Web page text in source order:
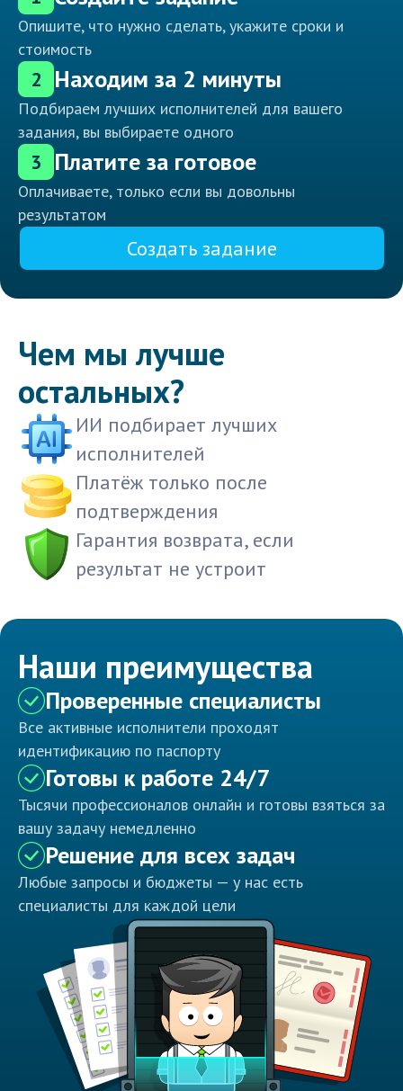
Опишите, что нужно сделать, укажите сроки и
стоимость
2 Находим за 2 минуты
Подбираем лучших исполнителей для вашего
задания, вы выбираете одного
3 Платите за готовое
Оплачиваете, только если вы довольны
результатом
Создать задание
Чем мы лучше
остальных?
ИИ подбирает лучших
исполнителей
Платёж только после
подтверждения
Гарантия возврата, если
результат не устроит
Наши преимущества
Проверенные специалисты
Все активные исполнители проходят
идентификацию по паспорту
Готовы к работе 24/7
Тысячи профессионалов онлайн и готовы взяться за
вашу задачу немедленно
Решение для всех задач
Любые запросы и бюджеты — у нас есть
специалисты для каждой цели